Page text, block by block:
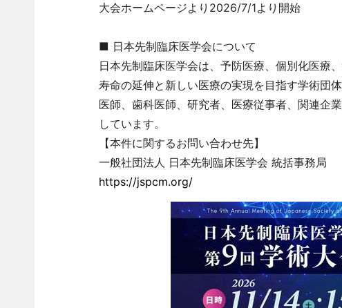
大会ホームページより2026/7/1より開始
■ 日本先制臨床医学会について
日本先制臨床医学会は、予防医療、個別化医療
寿命の延伸と新しい医療の実現を目指す学術団体
医師、歯科医師、研究者、医療従事者、関連企
しています。
【本件に関するお問い合わせ先】
一般社団法人 日本先制臨床医学会 統括事務局
https://jspcm.org/